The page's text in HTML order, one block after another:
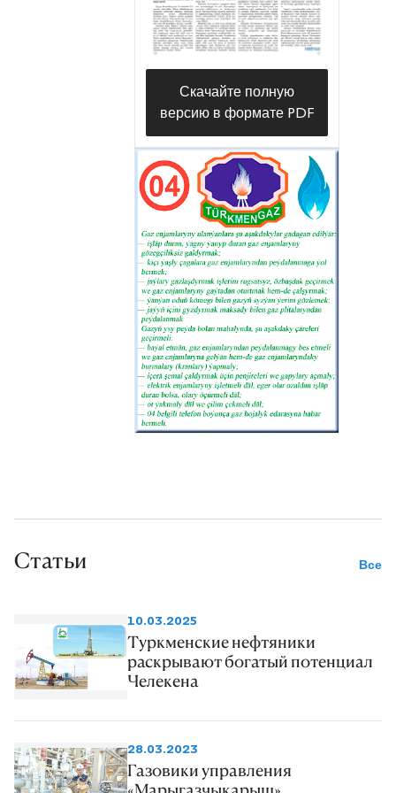
бесперебойном обеспечении
населения, организаций и
предприятий города Дашогуза
природным газом, а
семимесячный план работ
выполнен безупречно.
Скачайте полную
версию в формате PDF
Статьи Все
10.03.2025
Туркменские нефтяники
раскрывают богатый потенциал
Челекена
28.03.2023
Газовики управления